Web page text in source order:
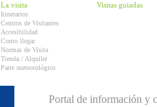
La visita
Itinerarios
Centros de Visitantes
Accesibilidad
Como llegar
Normas de Visita
Tienda / Alquiler
Parte meteorológico
Visitas guiadas
Portal de información y